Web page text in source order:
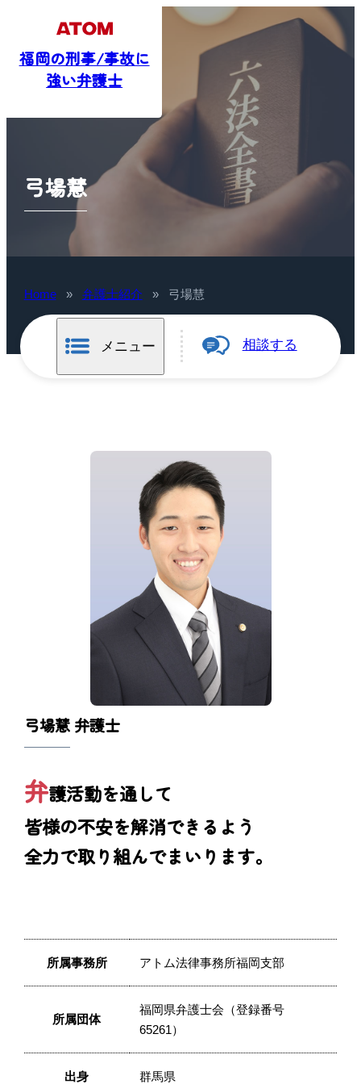
福岡の刑事/事故に
弓場慧
Home » 弁護士紹介 » 弓場慧
メニュー 相談する
弓場慧 弁護士
弁護活動を通して
皆様の不安を解消できるよう
全力で取り組んでまいります。
所属事務所 アトム法律事務所福岡支部
所属団体
福岡県弁護士会（登録番号
65261）
出身 群馬県